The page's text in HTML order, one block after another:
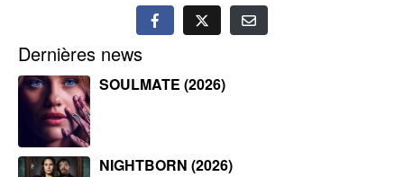
Dernières news
SOULMATE (2026)
NIGHTBORN (2026)